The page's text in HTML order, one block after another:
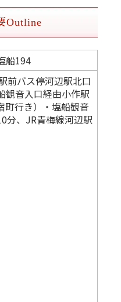
Outline
船194
前バス停河辺駅北口
観音入口経由小作駅
町行き）・塩船観音
分、JR青梅線河辺駅